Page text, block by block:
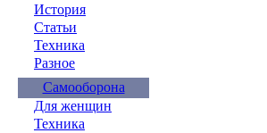
История
Статьи
Техника
Разное
Самооборона
Для женщин
Техника